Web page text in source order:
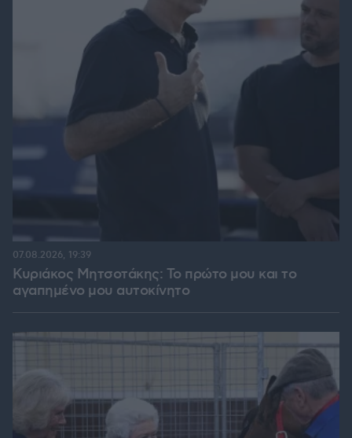
Κυριάκος Μητσοτάκης: Το πρώτο μου και το
αγαπημένο μου αυτοκίνητο
07.08.2026, 19:39